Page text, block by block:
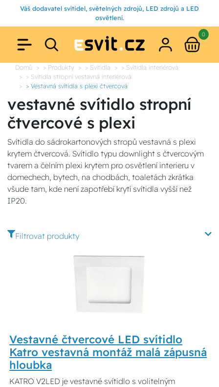
Váš dodavatel svítidel, světelných zdrojů, LED zdrojů a LED
osvětlení.
0
Domů > Produkty > Svítidla
> Svítidla interiérová
> Svítidla stropní vestavná interiérová
> Vestavná svítidla s plexi čtvercová
vestavné svítidlo stropní
čtvercové s plexi
Svítidla do sádrokartonových stropů vestavná s plexi
krytem čtvercová. Svítidlo typu downlight s čtvercovým
tvarem a čelním plexi krytem pro osvětlení interieru v
domechech, bytech, na chodbách, toaletách zkrátka
všude tam, kde není zapotřebí krytí svítidla vyšší než
IP20.
Filtrovat produkty
Vestavné čtvercové LED svítidlo
Katro vestavná montáž malá zápusná
hloubka
KATRO V2LED je vestavné svítidlo s volitelným